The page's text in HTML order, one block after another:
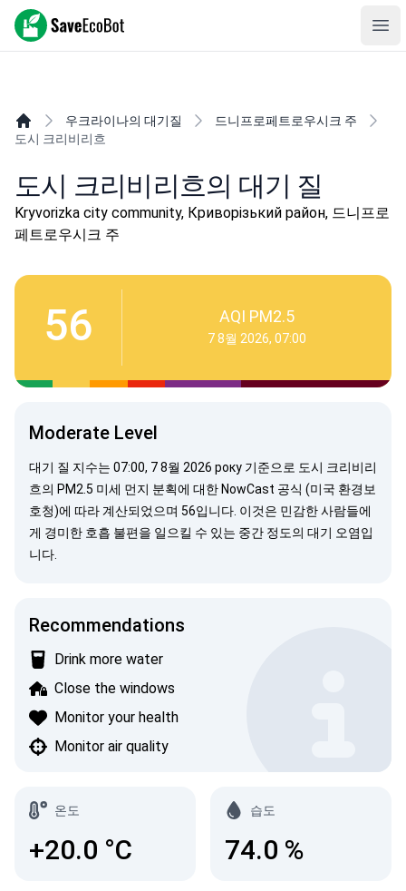
SaveEcoBot
우크라이나의 대기질
드니프로페트로우시크 주
도시 크리비리흐
도시 크리비리흐의 대기 질
Kryvorizka city community, Криворізький район, 드니프로
페트로우시크 주
56 AQI PM2.5
7 8월 2026, 07:00
Moderate Level
대기 질 지수는 07:00, 7 8월 2026 року 기준으로 도시 크리비리
흐의 PM2.5 미세 먼지 분획에 대한 NowCast 공식 (미국 환경보
호청)에 따라 계산되었으며 56입니다. 이것은 민감한 사람들에
게 경미한 호흡 불편을 일으킬 수 있는 중간 정도의 대기 오염입
니다.
Recommendations
Drink more water
Close the windows
Monitor your health
Monitor air quality
온도
+20.0 °C
습도
74.0 %